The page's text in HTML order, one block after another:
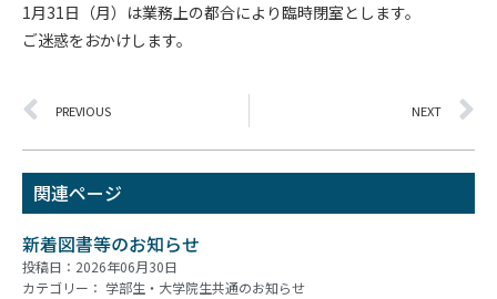
1月31日（月）は業務上の都合により臨時閉室とします。
ご迷惑をおかけします。
PREVIOUS NEXT
関連ページ
新着図書等のお知らせ
投稿日：2026年06月30日
カテゴリー： 学部生・大学院生共通のお知らせ